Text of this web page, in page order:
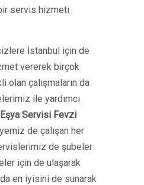
servis hizmeti
İstanbul için de
vererek birçok
olan çalışmaların da
ile yardımcı
Servisi Fevzi
de çalışan her
de şubeler
için de ulaşarak
en iyisini de sunarak